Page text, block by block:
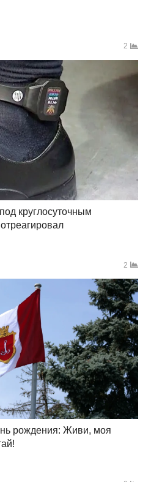
2
круглосуточным
2
рождения: Живи, моя